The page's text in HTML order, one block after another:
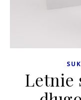
Letnie